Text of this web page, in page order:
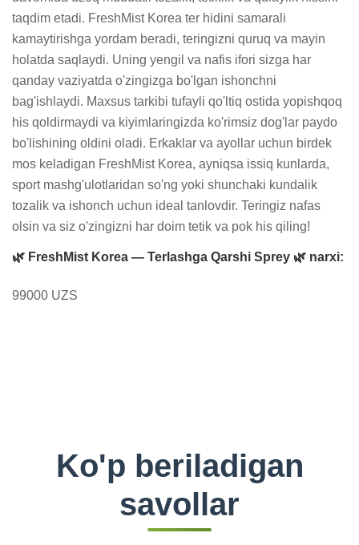
taqdim etadi. FreshMist Korea ter hidini samarali
kamaytirishga yordam beradi, teringizni quruq va mayin
holatda saqlaydi. Uning yengil va nafis ifori sizga har
qanday vaziyatda o'zingizga bo'lgan ishonchni
bag'ishlaydi. Maxsus tarkibi tufayli qo'ltiq ostida yopishqoq
his qoldirmaydi va kiyimlaringizda ko'rimsiz dog'lar paydo
bo'lishining oldini oladi. Erkaklar va ayollar uchun birdek
mos keladigan FreshMist Korea, ayniqsa issiq kunlarda,
sport mashg'ulotlaridan so'ng yoki shunchaki kundalik
tozalik va ishonch uchun ideal tanlovdir. Teringiz nafas
olsin va siz o'zingizni har doim tetik va pok his qiling!
🌿 FreshMist Korea — Terlashga Qarshi Sprey 🌿 narxi:
99000 UZS
Ko'p beriladigan
savollar